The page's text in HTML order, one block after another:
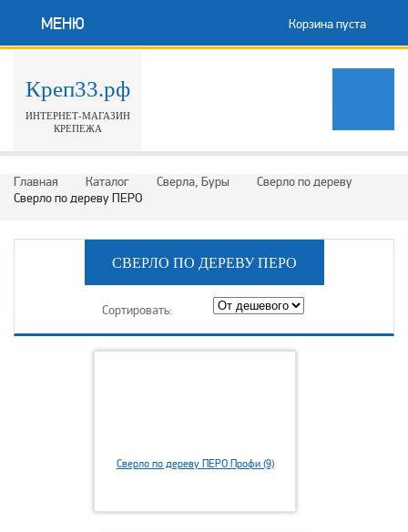
МЕНЮ Корзина пуста
Креп33.рф
ИНТЕРНЕТ-МАГАЗИН
КРЕПЕЖА
Главная Каталог Сверла, Буры
Сверло по дереву
Сверло по дереву ПЕРО
СВЕРЛО ПО ДЕРЕВУ ПЕРО
Сортировать:
Сверло по дереву ПЕРО Профи (9)